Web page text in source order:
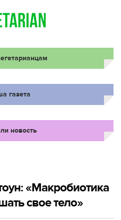
газета
новость
«Макробиотика
свое тело»